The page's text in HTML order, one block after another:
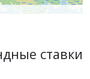
ставки